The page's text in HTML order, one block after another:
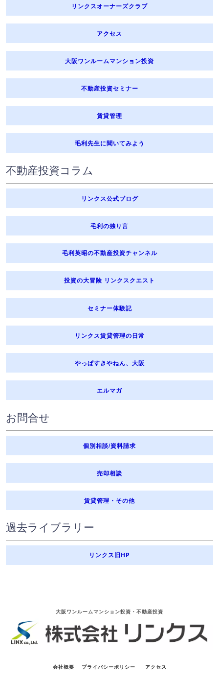
リンクスオーナーズクラブ
アクセス
大阪ワンルームマンション投資
不動産投資セミナー
賃貸管理
毛利先生に聞いてみよう
不動産投資コラム
リンクス公式ブログ
毛利の独り言
毛利英昭の不動産投資チャンネル
投資の大冒険 リンクスクエスト
セミナー体験記
リンクス賃貸管理の日常
やっぱすきやねん、大阪
エルマガ
お問合せ
個別相談/資料請求
売却相談
賃貸管理・その他
過去ライブラリー
リンクス旧HP
大阪ワンルームマンション投資・不動産投資
会社概要 プライバシーポリシー アクセス